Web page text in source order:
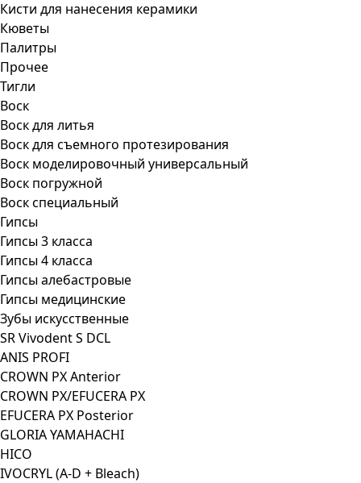
Кисти для нанесения керамики
Кюветы
Палитры
Прочее
Тигли
Воск
Воск для литья
Воск для съемного протезирования
Воск моделировочный универсальный
Воск погружной
Воск специальный
Гипсы
Гипсы 3 класса
Гипсы 4 класса
Гипсы алебастровые
Гипсы медицинские
Зубы искусственные
SR Vivodent S DCL
ANIS PROFI
CROWN PX Anterior
CROWN PX/EFUCERA PX
EFUCERA PX Posterior
GLORIA YAMAHACHI
HICO
IVOCRYL (A-D + Bleach)